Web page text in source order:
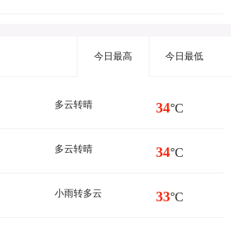
今日最高 今日最低
多云转晴 34°C
多云转晴 34°C
小雨转多云 33°C